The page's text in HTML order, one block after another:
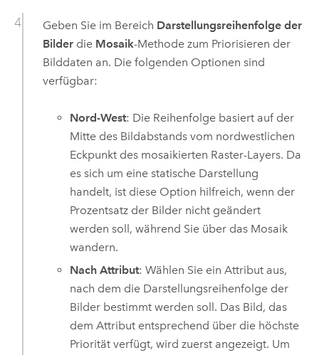
Geben Sie im Bereich Darstellungsreihenfolge der
Bilderdie Mosaik-Methode zum Priorisieren der
Bilddaten an. Die folgenden Optionen sind
verfügbar:
Nord-West: Die Reihenfolge basiert auf der
Mitte des Bildabstands vom nordwestlichen
Eckpunkt des mosaikierten Raster-Layers. Da
es sich um eine statische Darstellung
handelt, ist diese Option hilfreich, wenn der
Prozentsatz der Bilder nicht geändert
werden soll, während Sie über das Mosaik
wandern.
Nach Attribut: Wählen Sie ein Attribut aus,
nach dem die Darstellungsreihenfolge der
Bilder bestimmt werden soll. Das Bild, das
dem Attribut entsprechend über die höchste
Priorität verfügt, wird zuerst angezeigt. Um